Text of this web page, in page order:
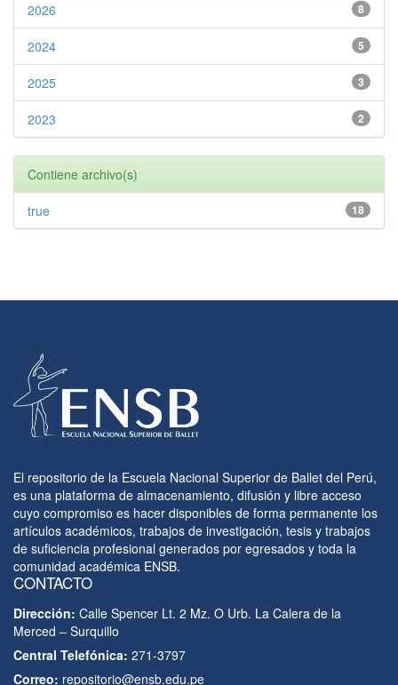
8
2026
5
2024
3
2025
2
2023
Contiene archivo(s)
18
true
El repositorio de la Escuela Nacional Superior de Ballet del Perú,
es una plataforma de almacenamiento, difusión y libre acceso
cuyo compromiso es hacer disponibles de forma permanente los
artículos académicos, trabajos de investigación, tesis y trabajos
de suficiencia profesional generados por egresados y toda la
comunidad académica ENSB.
CONTACTO
Dirección: Calle Spencer Lt. 2 Mz. O Urb. La Calera de la
Merced – Surquillo
Central Telefónica: 271-3797
Correo: repositorio@ensb.edu.pe